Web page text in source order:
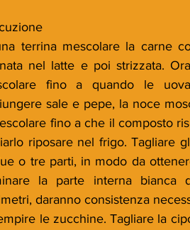
terrina mescolare la carne
nel latte e poi strizzata.
fino a quando le
sale e pepe, la noce
fino a che il composto
riposare nel frigo. Tagliare
o tre parti, in modo da
la parte interna bianca
daranno consistenza
le zucchine. Tagliare la